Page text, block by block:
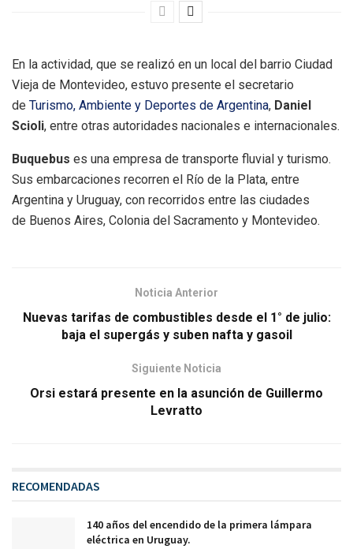
En la actividad, que se realizó en un local del barrio Ciudad
Vieja de Montevideo, estuvo presente el secretario
de Turismo, Ambiente y Deportes de Argentina, Daniel
Scioli, entre otras autoridades nacionales e internacionales.
Buquebus es una empresa de transporte fluvial y turismo.
Sus embarcaciones recorren el Río de la Plata, entre
Argentina y Uruguay, con recorridos entre las ciudades
de Buenos Aires, Colonia del Sacramento y Montevideo.
Noticia Anterior
Nuevas tarifas de combustibles desde el 1° de julio:
baja el supergás y suben nafta y gasoil
Siguiente Noticia
Orsi estará presente en la asunción de Guillermo
Levratto
RECOMENDADAS
140 años del encendido de la primera lámpara
eléctrica en Uruguay.